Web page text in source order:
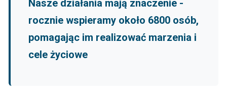
Nasze działania mają znaczenie -
rocznie wspieramy około 6800 osób,
pomagając im realizować marzenia i
cele życiowe